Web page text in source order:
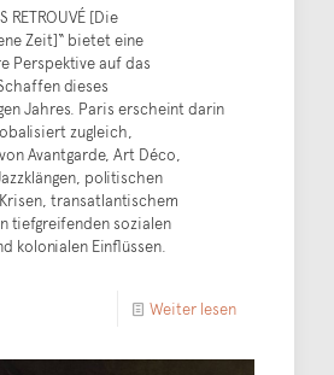
RETROUVÉ [Die
Zeit]“ bietet eine
Perspektive auf das
dieses
Jahres. Paris erscheint darin
zugleich,
Avantgarde, Art Déco,
politischen
transatlantischem
tiefgreifenden sozialen
kolonialen Einflüssen.
Weiter lesen